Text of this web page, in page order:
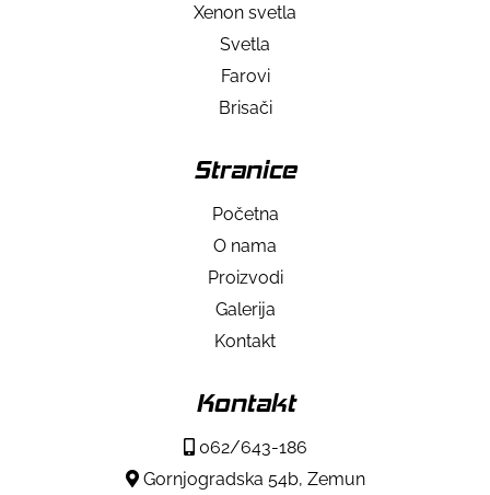
Xenon svetla
Svetla
Farovi
Brisači
Stranice
Početna
O nama
Proizvodi
Galerija
Kontakt
Kontakt
062/643-186
Gornjogradska 54b, Zemun